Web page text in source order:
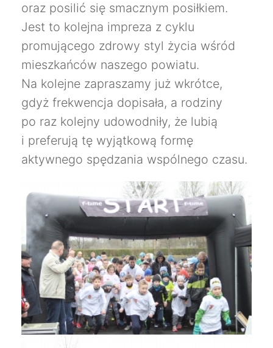
oraz posilić się smacznym posiłkiem.
Jest to kolejna impreza z cyklu
promującego zdrowy styl życia wśród
mieszkańców naszego powiatu.
Na kolejne zapraszamy już wkrótce,
gdyż frekwencja dopisała, a rodziny
po raz kolejny udowodniły, że lubią
i preferują tę wyjątkową formę
aktywnego spędzania wspólnego czasu.